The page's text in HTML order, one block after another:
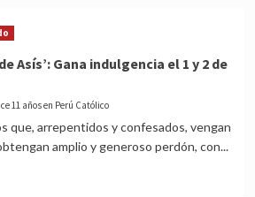
Asís’: Gana indulgencia el 1 y 2 de
11 años en Perú Católico
que, arrepentidos y confesados, vengan
amplio y generoso perdón, con...